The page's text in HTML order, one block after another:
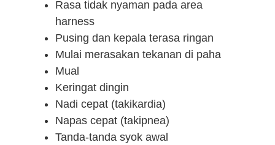
Rasa tidak nyaman pada area
harness
Pusing dan kepala terasa ringan
Mulai merasakan tekanan di paha
Mual
Keringat dingin
Nadi cepat (takikardia)
Napas cepat (takipnea)
Tanda-tanda syok awal